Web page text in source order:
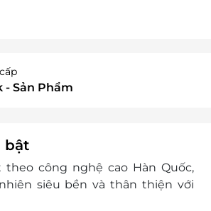
- Sản Phẩm
bật
theo công nghệ cao Hàn Quốc,
siêu bền và thân thiện với